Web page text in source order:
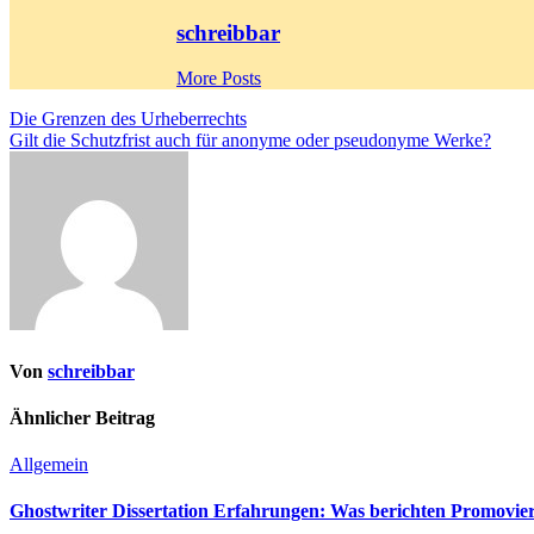
schreibbar
More Posts
Beitragsnavigation
Die Grenzen des Urheberrechts
Gilt die Schutzfrist auch für anonyme oder pseudonyme Werke?
Von schreibbar
Ähnlicher Beitrag
Allgemein
Ghostwriter Dissertation Erfahrungen: Was berichten